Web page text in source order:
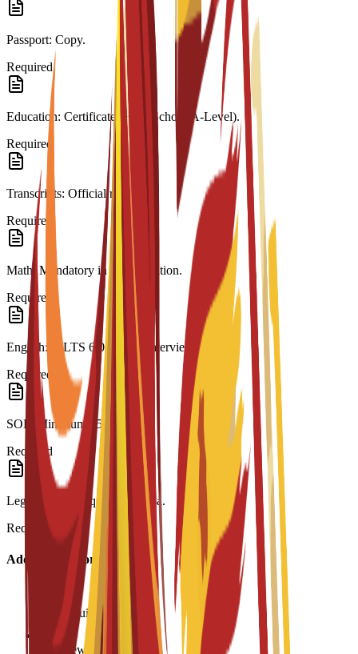
Passport: Copy.
Required
Education: Certificate (High School/A-Level).
Required
Transcripts: Official records.
Required
Math: Mandatory in last education.
Required
English: IELTS 6.0 or C3S interview.
Required
SOP: Minimum 250 words.
Required
Legalization: Required for visa.
Required
Additional Information
Age requirement: 18+
Interview required